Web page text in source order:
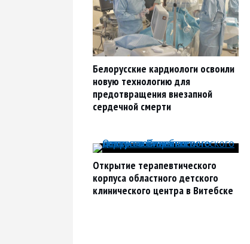
Белорусские кардиологи освоили
новую технологию для
предотвращения внезапной
сердечной смерти
Открытие терапевтического
корпуса областного детского
клинического центра в Витебске